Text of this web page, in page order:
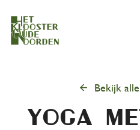
arrow_back Bekijk
yoga